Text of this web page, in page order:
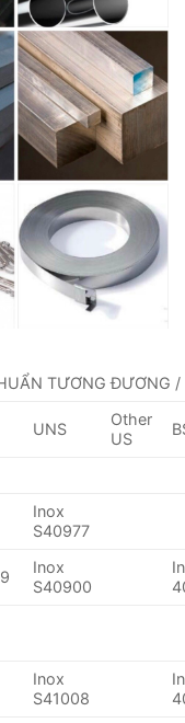
TƯƠNG ĐƯƠNG /
UNS
Other
US
Inox
S40977
Inox
S40900
Inox
S41008